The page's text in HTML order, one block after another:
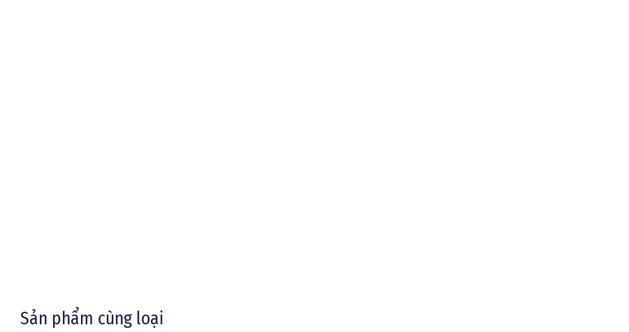
Sản phẩm cùng loại